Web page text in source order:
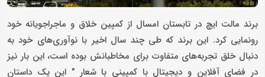
برند مالت ایچ در تابستان امسال از کمپین خلاق و ماجراجویانه خود
رونمایی کرد. این برند که طی چند سال اخیر با نوآوری‌های خود به
دنبال خلق تجربه‌های متفاوت برای مخاطبانش بوده است، این بار نیز
در فضای آفلاین و دیجیتال با کمپینی با شعار " این یک داستان